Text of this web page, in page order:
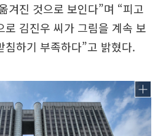
겨진 것으로 보인다”며 “피고
로 김진우 씨가 그림을 계속 보
침하기 부족하다”고 밝혔다.